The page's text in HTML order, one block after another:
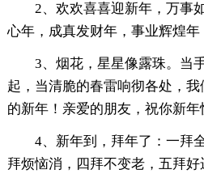
2、欢欢喜喜迎新年，万事
心年，成真发财年，事业辉煌年
3、烟花，星星像露珠。当
起，当清脆的春雷响彻各处，
的新年！亲爱的朋友，祝你新年
4、新年到，拜年了：一拜
拜烦恼消，四拜不变老，五拜